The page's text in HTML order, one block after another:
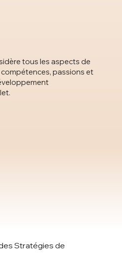
tous les aspects de
passions et
Stratégies de